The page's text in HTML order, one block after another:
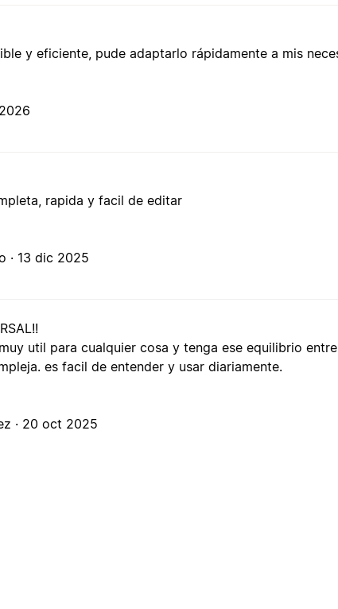
y eficiente, pude adaptarlo rápidamente a mis
rapida y facil de editar
· 13 dic 2025
util para cualquier cosa y tenga ese equilibrio
es facil de entender y usar diariamente.
· 20 oct 2025